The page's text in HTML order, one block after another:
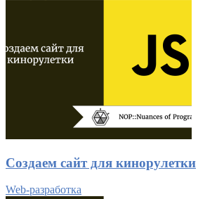
Создаем сайт для кинорулетки
Web-разработка